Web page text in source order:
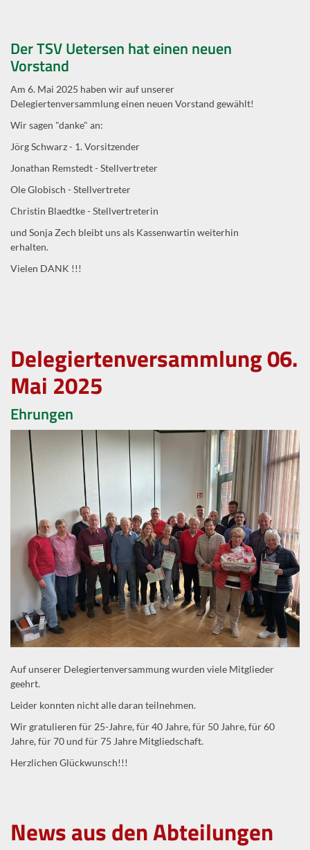
Der TSV Uetersen hat einen neuen
Vorstand
Am 6. Mai 2025 haben wir auf unserer
Delegiertenversammlung einen neuen Vorstand gewählt!
Wir sagen "danke" an:
Jörg Schwarz - 1. Vorsitzender
Jonathan Remstedt - Stellvertreter
Ole Globisch - Stellvertreter
Christin Blaedtke - Stellvertreterin
und Sonja Zech bleibt uns als Kassenwartin weiterhin
erhalten.
Vielen DANK !!!
Delegiertenversammlung 06.
Mai 2025
Ehrungen
Auf unserer Delegiertenversammung wurden viele Mitglieder
geehrt.
Leider konnten nicht alle daran teilnehmen.
Wir gratulieren für 25-Jahre, für 40 Jahre, für 50 Jahre, für 60
Jahre, für 70 und für 75 Jahre Mitgliedschaft.
Herzlichen Glückwunsch!!!
News aus den Abteilungen